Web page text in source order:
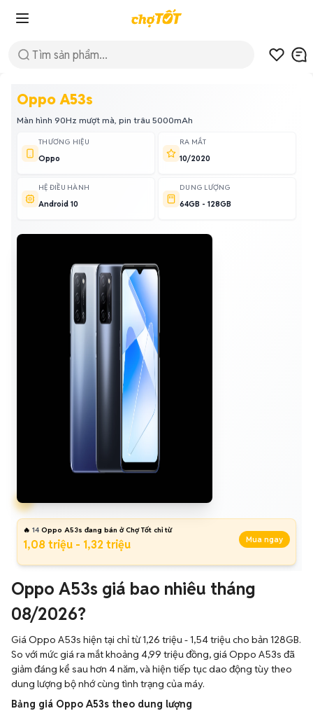
Oppo A53s
Màn hình 90Hz mượt mà, pin trâu 5000mAh
THƯƠNG HIỆU
Oppo
RA MẮT
10/2020
HỆ ĐIỀU HÀNH
Android 10
DUNG LƯỢNG
64GB - 128GB
🔥 14 Oppo A53s đang bán ở Chợ Tốt chỉ từ
1,08 triệu - 1,32 triệu Mua ngay
Oppo A53s giá bao nhiêu tháng
08/2026?
Giá Oppo A53s hiện tại chỉ từ 1,26 triệu - 1,54 triệu cho bản 128GB.
So với mức giá ra mắt khoảng 4,99 triệu đồng, giá Oppo A53s đã
giảm đáng kể sau hơn 4 năm, và hiện tiếp tục dao động tùy theo
dung lượng bộ nhớ cùng tình trạng của máy.
Bảng giá Oppo A53s theo dung lượng